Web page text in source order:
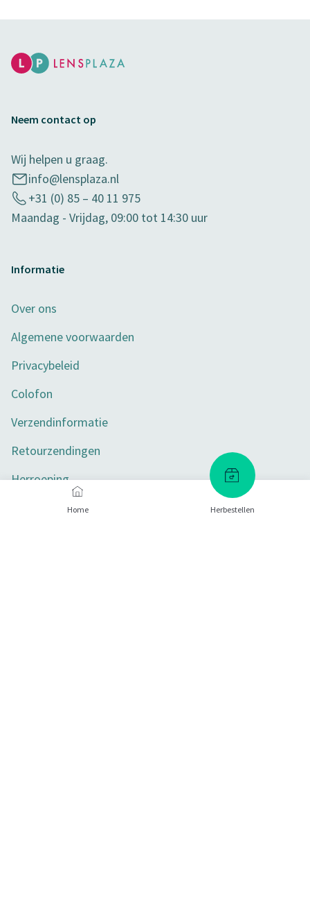
Home Herbestellen
Neem contact op
Wij helpen u graag.
info@lensplaza.nl
+31 (0) 85 – 40 11 975
Maandag - Vrijdag, 09:00 tot 14:30 uur
Informatie
Over ons
Algemene voorwaarden
Privacybeleid
Colofon
Verzendinformatie
Retourzendingen
Herroeping
Toegankelijkheid